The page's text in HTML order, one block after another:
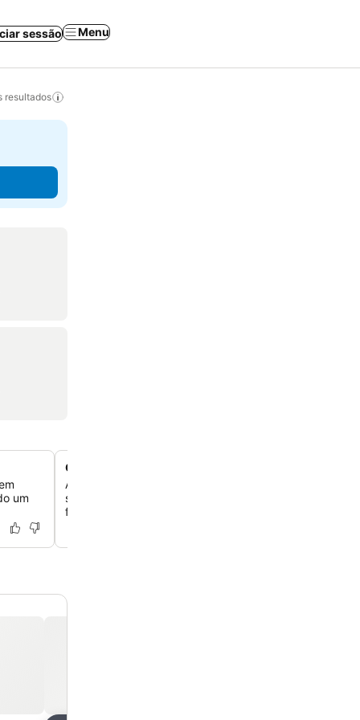
sessão Menu
resultados
um
Comodidades dedicadas à família
Aproveite as instalações para famílias, incluindo uma
serviços de babá e quartos espaçosos projetados para
famílias.